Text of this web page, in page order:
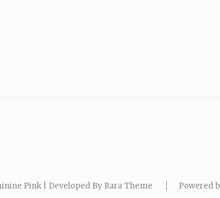
Pink | Developed By Rara Theme Powered